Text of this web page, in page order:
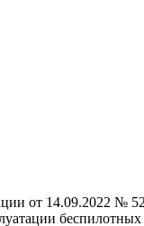
от 14.09.2022 №